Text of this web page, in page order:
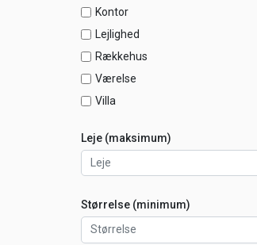
Kontor
Lejlighed
Rækkehus
Værelse
Villa
Leje (maksimum)
Størrelse (minimum)